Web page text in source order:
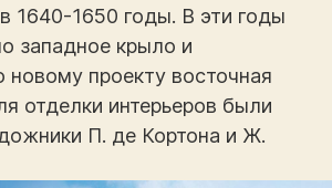
1640-1650 годы. В эти годы
западное крыло и
новому проекту восточная
отделки интерьеров были
П. де Кортона и Ж.